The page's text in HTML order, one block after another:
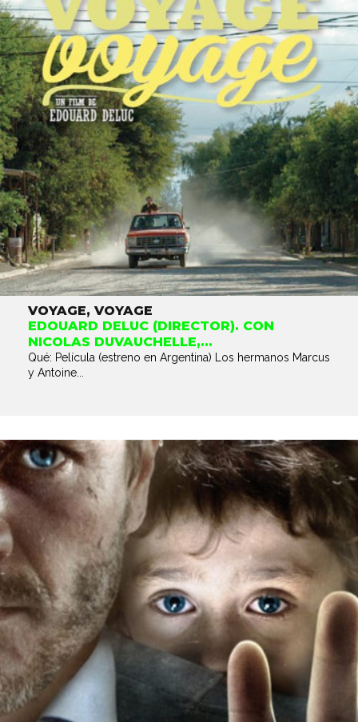
VOYAGE, VOYAGE
EDOUARD DELUC (DIRECTOR). CON
NICOLAS DUVAUCHELLE,...
Qué: Película (estreno en Argentina) Los hermanos Marcus
y Antoine...